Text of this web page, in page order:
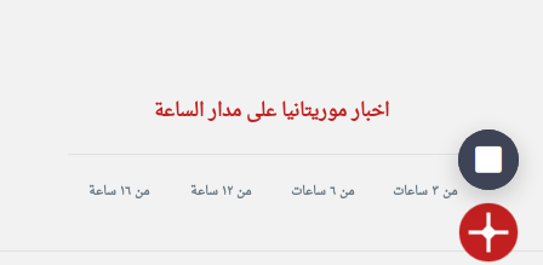
اخبار موريتانيا على مدار الساعة
من ٣ ساعات من ٦ ساعات من ١٢ ساعة من ١٦ ساعة